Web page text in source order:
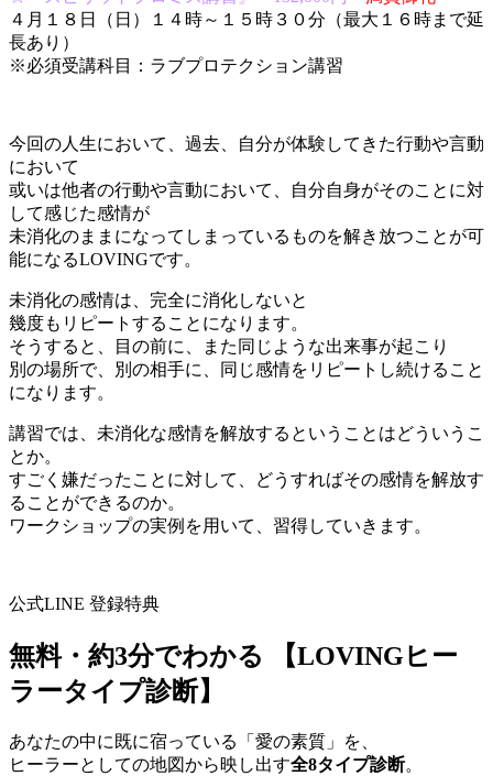
４月１８日（日）１４時～１５時３０分（最大１６時まで延
長あり）
※必須受講科目：ラブプロテクション講習
今回の人生において、過去、自分が体験してきた行動や言動
において
或いは他者の行動や言動において、自分自身がそのことに対
して感じた感情が
未消化のままになってしまっているものを解き放つことが可
能になるLOVINGです。
未消化の感情は、完全に消化しないと
幾度もリピートすることになります。
そうすると、目の前に、また同じような出来事が起こり
別の場所で、別の相手に、同じ感情をリピートし続けること
になります。
講習では、未消化な感情を解放するということはどういうこ
とか。
すごく嫌だったことに対して、どうすればその感情を解放す
ることができるのか。
ワークショップの実例を用いて、習得していきます。
公式LINE 登録特典
無料・約3分でわかる
【LOVINGヒー
ラータイプ診断】
あなたの中に既に宿っている「愛の素質」を、
ヒーラーとしての地図から映し出す全8タイプ診断。